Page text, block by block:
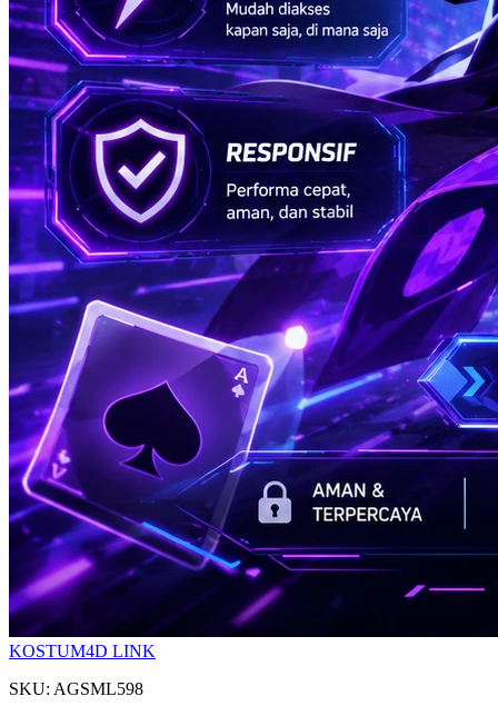
KOSTUM4D LINK
SKU: AGSML598